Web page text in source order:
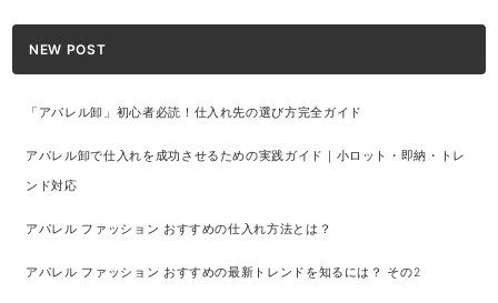
NEW POST
「アパレル卸」初心者必読！仕入れ先の選び方完全ガイド
アパレル卸で仕入れを成功させるための実践ガイド｜小ロット・即納・トレ
ンド対応
アパレル ファッション おすすめの仕入れ方法とは？
アパレル ファッション おすすめの最新トレンドを知るには？ その2